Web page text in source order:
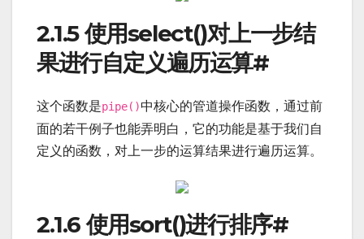
2.1.5 使用select()对上一步结
果进行自定义遍历运算#
这个函数是pipe()中核心的管道操作函数，通过前
面的若干例子也能弄明白，它的功能是基于我们自
定义的函数，对上一步的运算结果进行遍历运算。
2.1.6 使用sort()进行排序#